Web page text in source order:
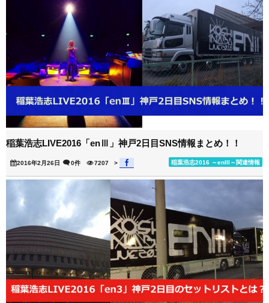
稲葉浩志LIVE2016「enⅢ」神戸2日目SNS情報まとめ！！
2016年2月26日 稲葉浩志2016 ～enIII～関連情報
0件 7207 >